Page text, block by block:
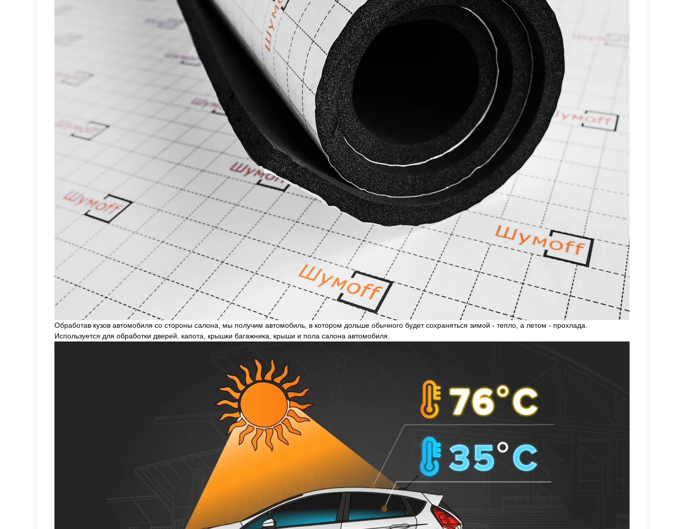
Обработав кузов автомобиля со стороны салона, мы получим автомобиль, в котором дольше обычного будет сохраняться зимой - тепло, а летом - прохлада.
Используется для обработки дверей, капота, крышки багажника, крыши и пола салона автомобиля.